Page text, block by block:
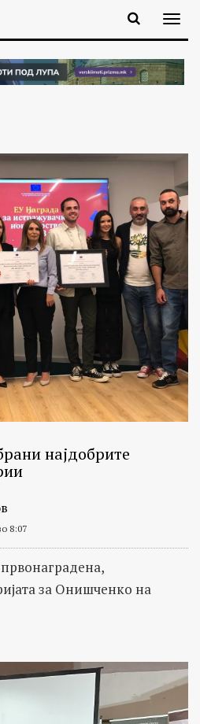
најдобрите
8:07
за Онишченко на